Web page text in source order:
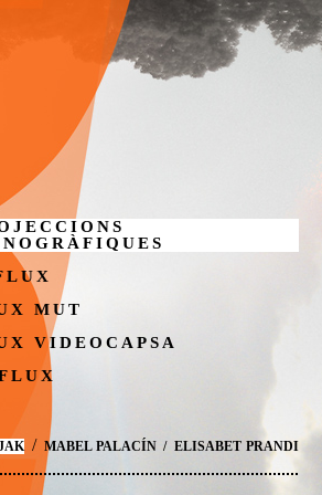
MUT
VIDEOCAPSA
/ MABEL PALACÍN / ELISABET PRANDI